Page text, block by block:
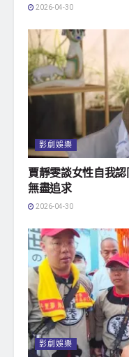
2026-04-30
影劇娛樂
賈靜雯談女性自我
無盡追求
2026-04-30
影劇娛樂